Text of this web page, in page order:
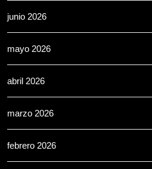
junio 2026
mayo 2026
abril 2026
marzo 2026
febrero 2026